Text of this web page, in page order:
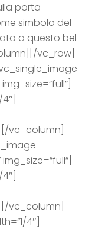
porta
simbolo del
a questo bel
vc_row]
vc_column]
vc_column]
4″]